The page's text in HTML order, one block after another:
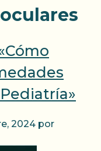
2024 por